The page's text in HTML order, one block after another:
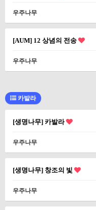
우주나무
[AUM] 12 상념의 전송
우주나무
카발라
[생명나무] 카발라
우주나무
[생명나무] 창조의 빛
우주나무